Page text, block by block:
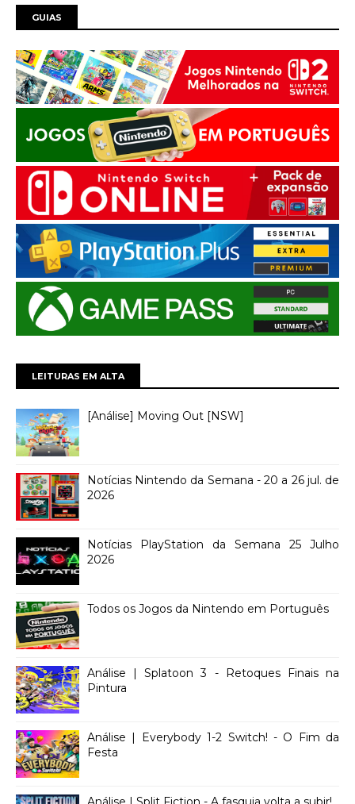
GUIAS
LEITURAS EM ALTA
[Análise] Moving Out [NSW]
Notícias Nintendo da Semana - 20 a 26 jul. de
2026
Notícias PlayStation da Semana 25 Julho
2026
Todos os Jogos da Nintendo em Português
Análise | Splatoon 3 - Retoques Finais na
Pintura
Análise | Everybody 1-2 Switch! - O Fim da
Festa